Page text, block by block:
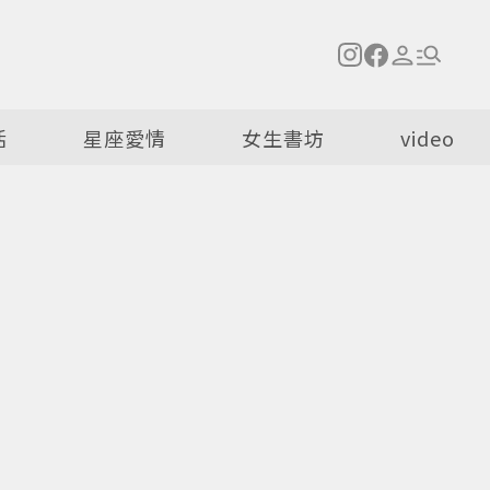
星座愛情 女生書坊 video